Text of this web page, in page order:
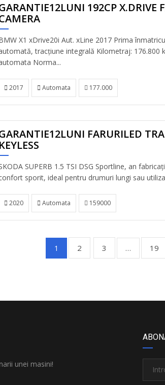
192CP X.DRIVE
X1 xDrive20i Aut. xLine 2017 Prima
tracțiune integrală Kilometraj: 176.800
Norma...
2017 Automata 177.000
FARURILED
KEYLESS
SUPERB 1.5 TSI DSG Sportline, an
sporit, ideal pentru drumuri lungi sau
2020 Automata 159000
1 2 3 … 19
unei masini!